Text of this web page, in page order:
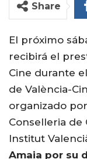
Share
El próximo
recibirá el
Cine durante
de València-
organizado
Conselleria de
Institut
Amaia por su